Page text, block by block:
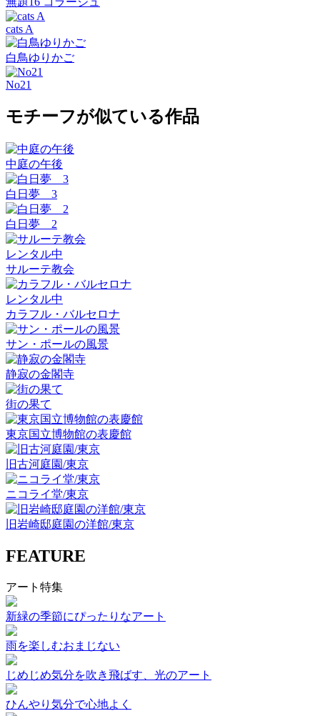
cats A
白鳥ゆりかご
No21
モチーフが似ている作品
中庭の午後
白日夢 3
白日夢 2
レンタル中
サルーテ教会
レンタル中
カラフル・バルセロナ
サン・ポールの風景
静寂の金閣寺
街の果て
東京国立博物館の表慶館
旧古河庭園/東京
ニコライ堂/東京
旧岩崎邸庭園の洋館/東京
FEATURE
アート特集
新緑の季節にぴったりなアート
雨を楽しむおまじない
じめじめ気分を吹き飛ばす、光のアート
ひんやり気分で心地よく